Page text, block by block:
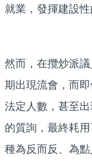
就業，發揮建設
然而，在攬炒派
期出現流會，而
法定人數，甚至
的質詢，最終耗
種為反而反、為